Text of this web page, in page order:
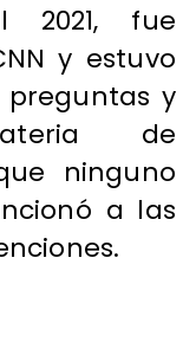
2021, fue
y estuvo
y
de
ninguno
a las